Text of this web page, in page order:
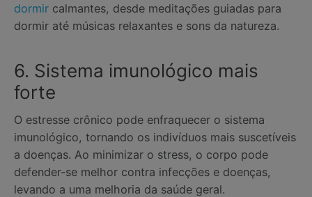
dormir calmantes, desde meditações guiadas para
dormir até músicas relaxantes e sons da natureza.
6. Sistema imunológico mais
forte
O estresse crônico pode enfraquecer o sistema
imunológico, tornando os indivíduos mais suscetíveis
a doenças. Ao minimizar o stress, o corpo pode
defender-se melhor contra infecções e doenças,
levando a uma melhoria da saúde geral.